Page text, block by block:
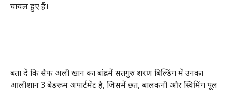
घायल हुए हैं।
बता दें कि सैफ अली खान का बांद्रा में सतगुरु शरण बिल्डिंग में उनका
आलीशान 3 बेडरूम अपार्टमेंट है, जिसमें छत, बालकनी और स्विमिंग पूल